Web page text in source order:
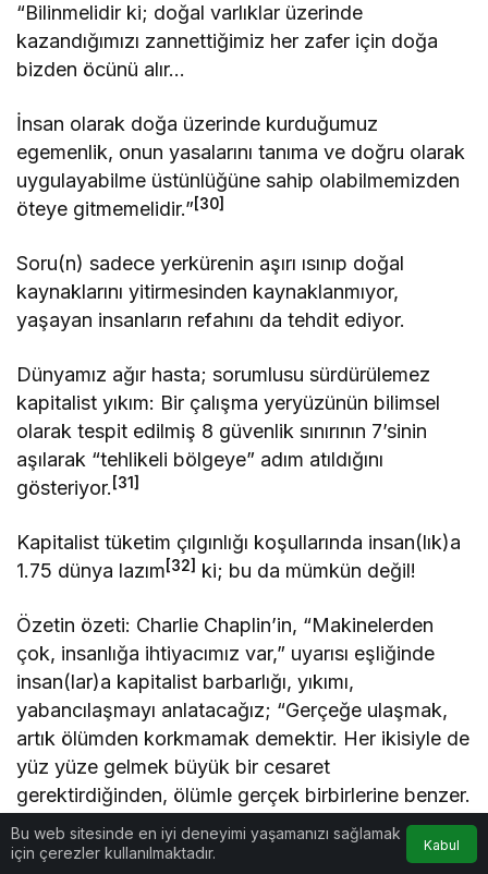
“Bilinmelidir ki; doğal varlıklar üzerinde
kazandığımızı zannettiğimiz her zafer için doğa
bizden öcünü alır…
İnsan olarak doğa üzerinde kurduğumuz
egemenlik, onun yasalarını tanıma ve doğru olarak
uygulayabilme üstünlüğüne sahip olabilmemizden
öteye gitmemelidir.”[30]
Soru(n) sadece yerkürenin aşırı ısınıp doğal
kaynaklarını yitirmesinden kaynaklanmıyor,
yaşayan insanların refahını da tehdit ediyor.
Dünyamız ağır hasta; sorumlusu sürdürülemez
kapitalist yıkım: Bir çalışma yeryüzünün bilimsel
olarak tespit edilmiş 8 güvenlik sınırının 7’sinin
aşılarak “tehlikeli bölgeye” adım atıldığını
gösteriyor. [31]
Kapitalist tüketim çılgınlığı koşullarında insan(lık)a
1.75 dünya lazım[32] ki; bu da mümkün değil!
Özetin özeti: Charlie Chaplin’in, “Makinelerden
çok, insanlığa ihtiyacımız var,” uyarısı eşliğinde
insan(lar)a kapitalist barbarlığı, yıkımı,
yabancılaşmayı anlatacağız; “Gerçeğe ulaşmak,
artık ölümden korkmamak demektir. Her ikisiyle de
yüz yüze gelmek büyük bir cesaret
gerektirdiğinden, ölümle gerçek birbirlerine benzer.
Gerçekler de insanı öldürdüğü için, ölüm gibidir,”
ifadesiyle Nevâl El Seddavi’nin…
Bu web sitesinde en iyi deneyimi yaşamanızı sağlamak
için çerezler kullanılmaktadır.
Kabul